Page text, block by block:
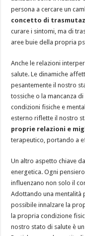
persona a cercare un
concetto di
curare i sintomi, ma di
aree buie della propria
Anche le relazioni
salute. Le dinamiche
pesantemente il nostro
tossiche o la mancanza
condizioni fisiche e
esterno riflette il nostro
proprie relazioni e
terapeutico, portando a
Un altro aspetto chiave
energetica. Ogni
influenzano non solo il
Adottando una mentalità
possibile innalzare la
la propria condizione
nostro stato di salute è